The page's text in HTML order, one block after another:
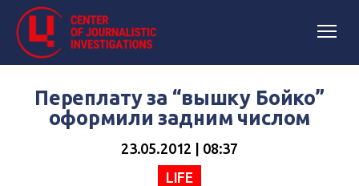
Переплату за “вышку Бойко”
оформили задним числом
23.05.2012 | 08:37
LIFE